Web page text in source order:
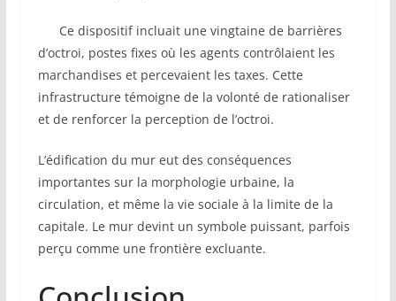
Ce dispositif incluait une vingtaine de barrières
d’octroi, postes fixes où les agents contrôlaient les
marchandises et percevaient les taxes. Cette
infrastructure témoigne de la volonté de rationaliser
et de renforcer la perception de l’octroi.
L’édification du mur eut des conséquences
importantes sur la morphologie urbaine, la
circulation, et même la vie sociale à la limite de la
capitale. Le mur devint un symbole puissant, parfois
perçu comme une frontière excluante.